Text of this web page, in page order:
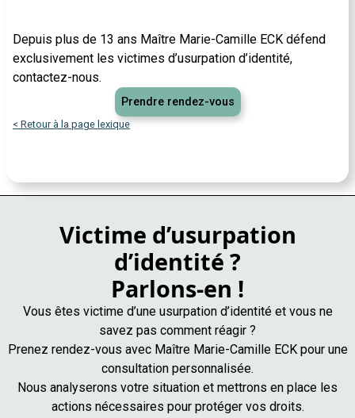
Depuis plus de 13 ans Maître Marie-Camille ECK défend
exclusivement les victimes d’usurpation d’identité,
contactez-nous.
Prendre rendez-vous
< Retour à la page lexique
Victime d’usurpation
d’identité ?
Parlons-en !
Vous êtes victime d’une usurpation d’identité et vous ne
savez pas comment réagir ?
Prenez rendez-vous avec Maître Marie-Camille ECK pour une
consultation personnalisée.
Nous analyserons votre situation et mettrons en place les
actions nécessaires pour protéger vos droits.